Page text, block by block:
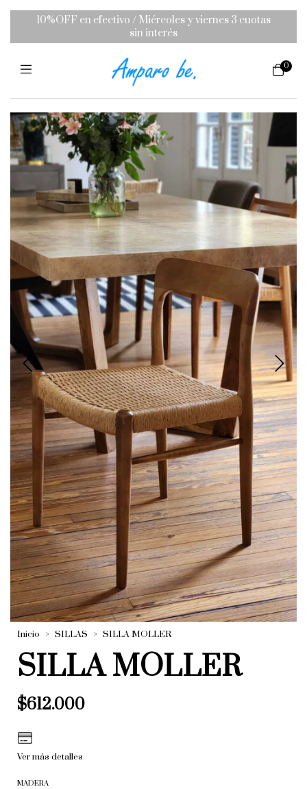
10%OFF en efectivo / Miércoles y viernes 3 cuotas
sin interés
0
Inicio > SILLAS > SILLA MOLLER
SILLA MOLLER
$612.000
Ver más detalles
MADERA